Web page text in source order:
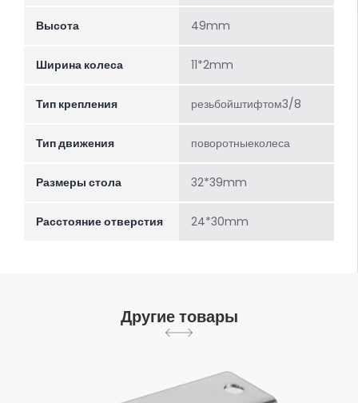
Высота 49mm
Ширина колеса 11*2mm
Тип крепления резьбойштифтом3/8
Тип движения поворотныеколеса
Размеры стола 32*39mm
Расстояние отверстия 24*30mm
Другие товары